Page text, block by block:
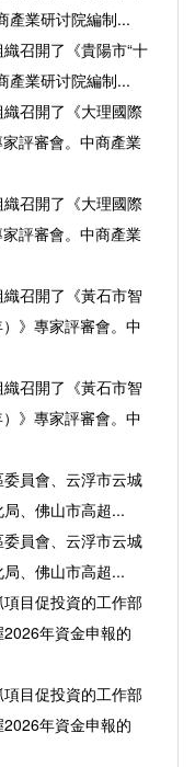
產業研讨院編制...
召開了《貴陽市“十
產業研讨院編制...
召開了《大理國際
評審會。中商產業
召開了《大理國際
評審會。中商產業
召開了《黃石市智
》專家評審會。中
召開了《黃石市智
》專家評審會。中
員會、云浮市云城
、佛山市高超...
員會、云浮市云城
、佛山市高超...
目促投資的工作部
年資金申報的
目促投資的工作部
年資金申報的